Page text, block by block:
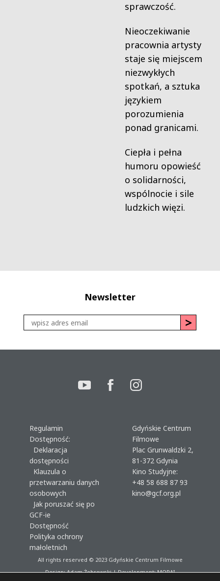
sprawczość.
Nieoczekiwanie
pracownia artysty
staje się miejscem
niezwykłych
spotkań, a sztuka
językiem
porozumienia
ponad granicami.
Ciepła i pełna
humoru opowieść
o solidarności,
wspólnocie i sile
ludzkich więzi.
Newsletter
Regulamin
Dostępność:
Deklaracja
dostępności
Klauzula o
przetwarzaniu danych
osobowych
Jak poruszać się po
GCF-ie
Dostępność
Polityka ochrony
małoletnich
Gdyńskie Centrum
Filmowe
Plac Grunwaldzki 2,
81-372 Gdynia
Kino Studyjne:
+48 58 688 87 93
kino@gcf.org.pl
All rights reserved © 2023Gdyńskie Centrum Filmowe
Design: Adam Żebrowski | Development:MORAI